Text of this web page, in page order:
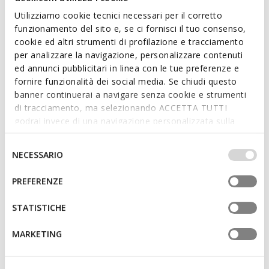
Utilizziamo cookie tecnici necessari per il corretto
funzionamento del sito e, se ci fornisci il tuo consenso,
cookie ed altri strumenti di profilazione e tracciamento
per analizzare la navigazione, personalizzare contenuti
ed annunci pubblicitari in linea con le tue preferenze e
fornire funzionalità dei social media. Se chiudi questo
banner continuerai a navigare senza cookie e strumenti
di tracciamento, ma selezionando ACCETTA TUTTI
godrai invece di una navigazione personalizzata sulla
base dei tuoi gusti ed interessi. Selezionando
IMPOSTAZIONI potrai anche scegliere quali cookies ed
altri strumenti di tracciamento autorizzare. Per maggiori
informazioni o per modificare in qualsiasi momento le
tue impostazioni, visita la nostra
consenso
NECESSARIO
PREFERENZE
STATISTICHE
MARKETING
ANNYTAH MOC DAMES
Leren loafers
€53,90
4 KLEUREN
Price reduced from
€110,00
to
Catalogusprijs
-51%
DUURZAAM
XAND 3 DAMES
Leren loafers
€70,77
2 KLEUREN
Price reduced from
€119,95
to
Catalogusprijs
-41%